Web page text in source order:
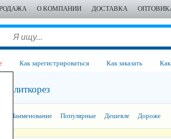
О КОМПАНИИ ДОСТАВКА
Как зарегистрироваться Как заказать
Плиткорез
Наименование Популярные Дешевле Дороже